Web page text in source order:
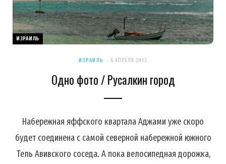
ИЗРАИЛЬ
ИЗРАИЛЬ 6 АПРЕЛЯ 2013
Одно фото / Русалкин город
Набережная яффского квартала Аджами уже скоро
будет соединена с самой северной набережной южного
Тель Авивского соседа. А пока велосипедная дорожка,